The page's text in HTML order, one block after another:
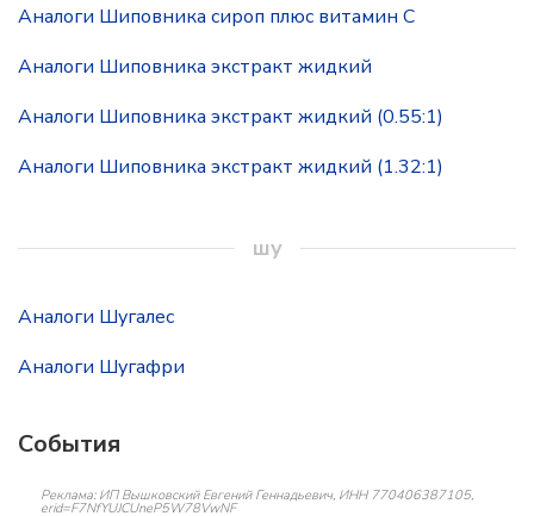
Аналоги Шиповника сироп плюс витамин С
Аналоги Шиповника экстракт жидкий
Аналоги Шиповника экстракт жидкий (0.55:1)
Аналоги Шиповника экстракт жидкий (1.32:1)
шу
Аналоги Шугалес
Аналоги Шугафри
События
Реклама: ИП Вышковский Евгений Геннадьевич, ИНН 770406387105,
erid=F7NfYUJCUneP5W78VwNF